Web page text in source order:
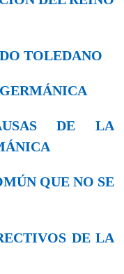
TOLEDANO
DE LA
QUE NO SE
DE LA